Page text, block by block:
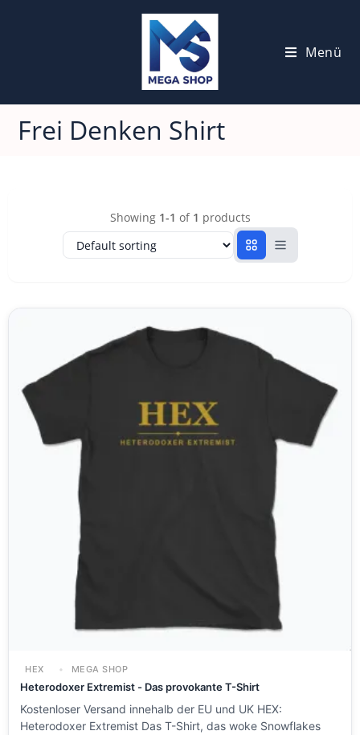
Menü
Frei Denken Shirt
Showing 1-1 of 1 products
HEX MEGA SHOP
Heterodoxer Extremist - Das provokante T-Shirt
Kostenloser Versand innehalb der EU und UK HEX:
Heterodoxer Extremist Das T-Shirt, das woke Snowflakes